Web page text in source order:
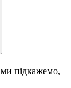
підкажемо,